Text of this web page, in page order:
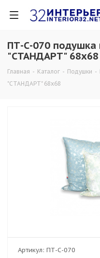
ПТ-С-070 подушка
"СТАНДАРТ" 68х68
Главная - Каталог - Подушки -
"СТАНДАРТ" 68х68
Артикул: ПТ-С-070